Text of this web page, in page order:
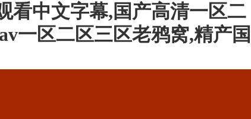
看中文字幕,国产高清一区二
一区二区三区老鸦窝,精产国